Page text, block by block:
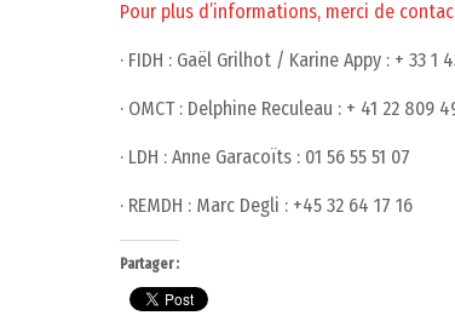
Pour plus d’informations, merci de
· FIDH : Gaël Grilhot / Karine Appy : + 33 1
· OMCT : Delphine Reculeau : + 41 22 809
· LDH : Anne Garacoïts : 01 56 55 51 07
· REMDH : Marc Degli : +45 32 64 17 16
Partager :